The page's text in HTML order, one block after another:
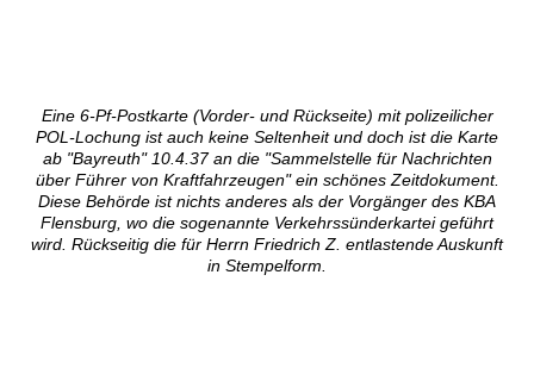
Eine 6-Pf-Postkarte (Vorder- und Rückseite) mit polizeilicher
POL-Lochung ist auch keine Seltenheit und doch ist die Karte
ab "Bayreuth" 10.4.37 an die "Sammelstelle für Nachrichten
über Führer von Kraftfahrzeugen" ein schönes Zeitdokument.
Diese Behörde ist nichts anderes als der Vorgänger des KBA
Flensburg, wo die sogenannte Verkehrssünderkartei geführt
wird. Rückseitig die für Herrn Friedrich Z. entlastende Auskunft
in Stempelform.